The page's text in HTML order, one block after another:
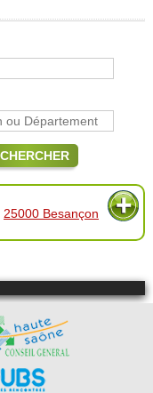
25000 Besançon